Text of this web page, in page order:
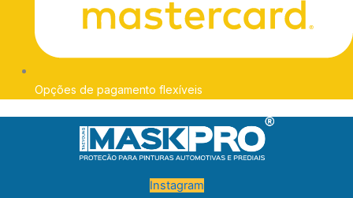
Opções de pagamento flexíveis
Instagram